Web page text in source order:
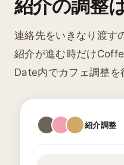
紹介の調整
連絡先をいきなり渡す
紹介が進む時だけ
Date内でカフェ調整を
紹介調整